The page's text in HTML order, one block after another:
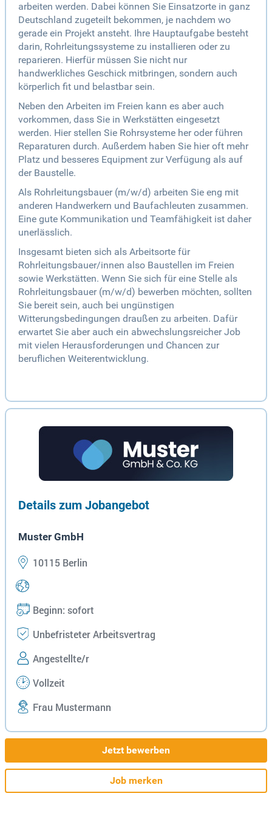
arbeiten werden. Dabei können Sie Einsatzorte in ganz
Deutschland zugeteilt bekommen, je nachdem wo
gerade ein Projekt ansteht. Ihre Hauptaufgabe besteht
darin, Rohrleitungssysteme zu installieren oder zu
reparieren. Hierfür müssen Sie nicht nur
handwerkliches Geschick mitbringen, sondern auch
körperlich fit und belastbar sein.
Neben den Arbeiten im Freien kann es aber auch
vorkommen, dass Sie in Werkstätten eingesetzt
werden. Hier stellen Sie Rohrsysteme her oder führen
Reparaturen durch. Außerdem haben Sie hier oft mehr
Platz und besseres Equipment zur Verfügung als auf
der Baustelle.
Als Rohrleitungsbauer (m/w/d) arbeiten Sie eng mit
anderen Handwerkern und Baufachleuten zusammen.
Eine gute Kommunikation und Teamfähigkeit ist daher
unerlässlich.
Insgesamt bieten sich als Arbeitsorte für
Rohrleitungsbauer/innen also Baustellen im Freien
sowie Werkstätten. Wenn Sie sich für eine Stelle als
Rohrleitungsbauer (m/w/d) bewerben möchten, sollten
Sie bereit sein, auch bei ungünstigen
Witterungsbedingungen draußen zu arbeiten. Dafür
erwartet Sie aber auch ein abwechslungsreicher Job
mit vielen Herausforderungen und Chancen zur
beruflichen Weiterentwicklung.
Details zum Jobangebot
Muster GmbH
10115 Berlin
Beginn: sofort
Unbefristeter Arbeitsvertrag
Angestellte/r
Vollzeit
Frau Mustermann
Jetzt bewerben
Job merken